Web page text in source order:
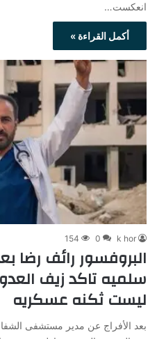
انعكست…
أكمل القراءة »
k hor
0
154
البروفسور رائف رضا
سلميه تاكد زيف
ليست ثكنه عسكريه
بعد الأفراج عن مدير مستشفى